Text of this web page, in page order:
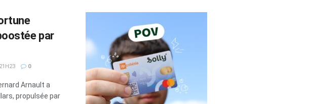
par
0
Arnault a
propulsée par